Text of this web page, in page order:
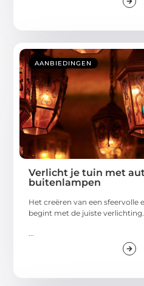
AANBIEDINGEN
Verlicht je tuin met
buitenlampen
Het creëren van een
begint met de juiste